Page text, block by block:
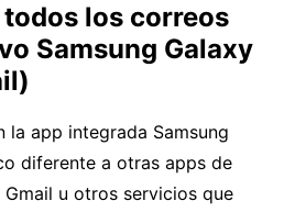
los correos
Samsung Galaxy
la app integrada Samsung
diferente a otras apps de
u otros servicios que